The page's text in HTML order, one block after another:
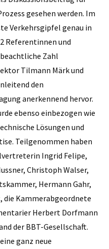
gesehen werden. Im
Verkehrsgipfel genau in
Referentinnen und
Zahl
Tilmann Märk und
den
anerkennend hervor.
ebenso einbezogen wie
Lösungen und
Teilgenommen haben
Ingrid Felipe,
Christoph Walser,
Hermann Gahr,
Kammerabgeordnete
Herbert Dorfmann
der BBT-Gesellschaft.
ganz neue